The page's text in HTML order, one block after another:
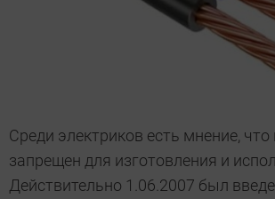
Среди электриков есть мнение,
запрещен для изготовления и
Действительно 1.06.2007 был